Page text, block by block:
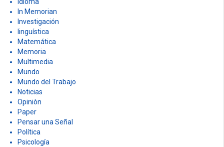
In Memorian
Investigación
linguística
Matemática
Memoria
Multimedia
Mundo
Mundo del Trabajo
Noticias
Opiniòn
Paper
Pensar una Señal
Política
Psicología